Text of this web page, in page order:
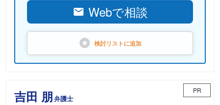
Webで相談
検討リストに追加
吉田 朋弁護士
PR